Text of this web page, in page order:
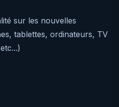
sur les nouvelles
tablettes, ordinateurs, TV